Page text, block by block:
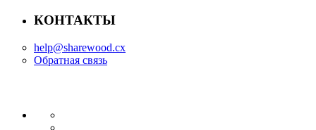
КОНТАКТЫ
help@sharewood.cx
Обратная связь